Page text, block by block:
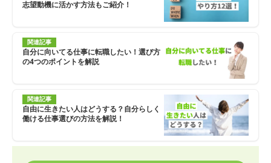
志望動機に活かす方法もご紹介！
関連記事
自分に向いてる仕事に転職したい！選び方
の4つのポイントを解説
関連記事
自由に生きたい人はどうする？自分らしく
働ける仕事選びの方法を解説！